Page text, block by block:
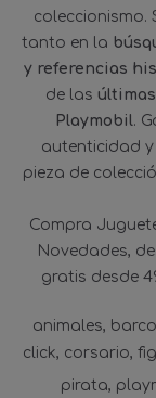
coleccionismo.
tanto en la
y referencias
de las
Playmobil.
autenticidad
pieza de
Compra
Novedades,
gratis desde
animales barco
click corsario
pirata